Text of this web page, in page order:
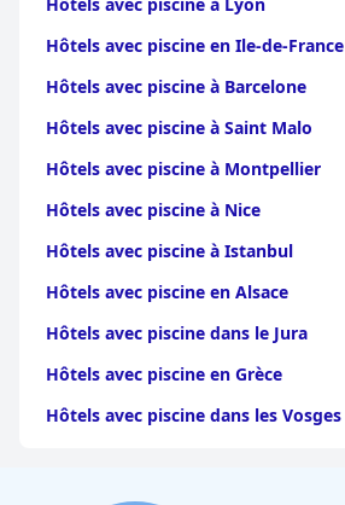
Hôtels avec piscine en Ile-de-France
Hôtels avec piscine à Barcelone
Hôtels avec piscine à Saint Malo
Hôtels avec piscine à Montpellier
Hôtels avec piscine à Nice
Hôtels avec piscine à Istanbul
Hôtels avec piscine en Alsace
Hôtels avec piscine dans le Jura
Hôtels avec piscine en Grèce
Hôtels avec piscine dans les Vosges
Hôtels avec piscine en Forêt-Noire